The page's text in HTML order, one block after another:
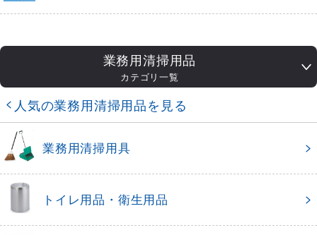
業務用清掃用品
カテゴリ一覧
人気の業務用清掃用品を見る
業務用清掃用具
トイレ用品・衛生用品